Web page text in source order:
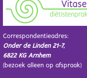
Correspondentieadres:
Onder de Linden 21-7,
6822 KG Arnhem
(bezoek alleen op afspraak)